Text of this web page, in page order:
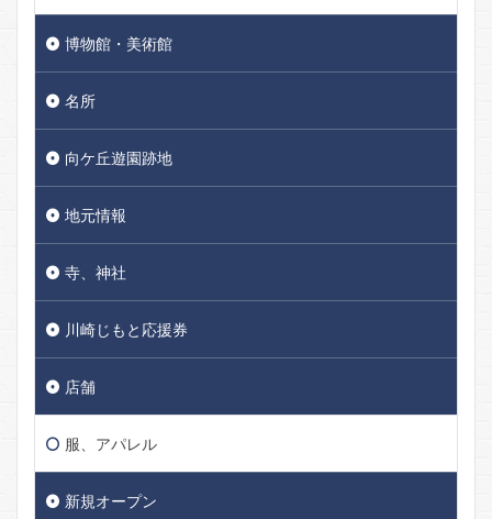
博物館・美術館
名所
向ケ丘遊園跡地
地元情報
寺、神社
川崎じもと応援券
店舗
服、アパレル
新規オープン